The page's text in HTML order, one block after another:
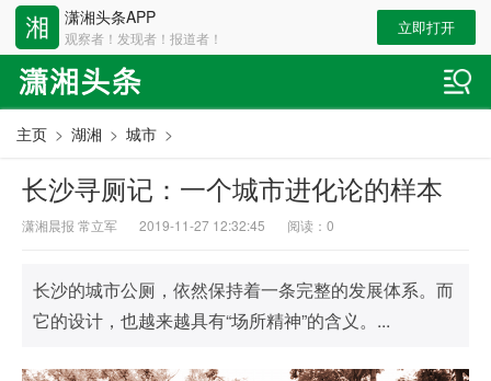
潇湘头条APP
观察者！发现者！报道者！
立即打开
主页 > 湖湘 > 城市 >
长沙寻厕记：一个城市进化论的样本
潇湘晨报 常立军 2019-11-27 12:32:45 阅读： 0
长沙的城市公厕，依然保持着一条完整的发展体系。而
它的设计，也越来越具有“场所精神”的含义。...